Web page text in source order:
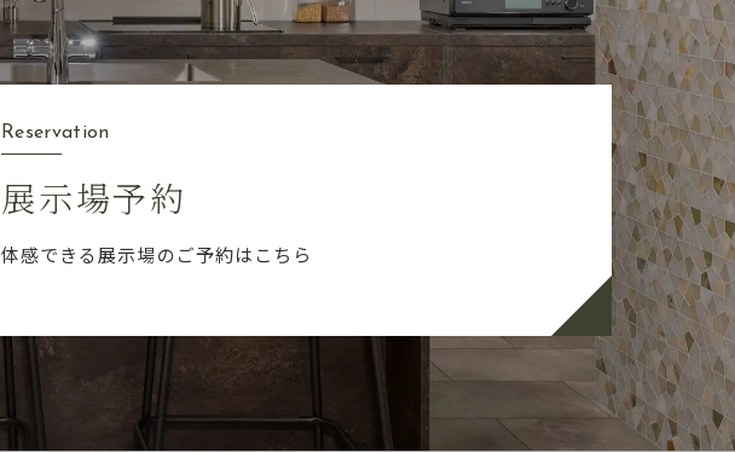
Reservation
展示場予約
体感できる展示場のご予約はこちら